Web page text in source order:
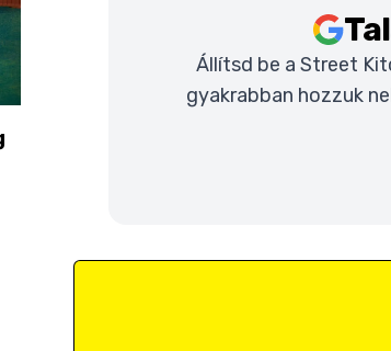
Állítsd be a Street
gyakrabban hozzuk